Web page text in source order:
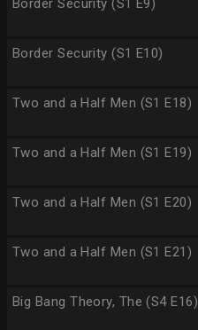
Border Security (S1 E9)
Border Security (S1 E10)
Two and a Half Men (S1 E18)
Two and a Half Men (S1 E19)
Two and a Half Men (S1 E20)
Two and a Half Men (S1 E21)
Big Bang Theory, The (S4 E16)